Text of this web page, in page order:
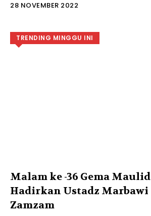
28 NOVEMBER 2022
TRENDING MINGGU INI
Malam ke -36 Gema Maulid
Hadirkan Ustadz Marbawi
Zamzam